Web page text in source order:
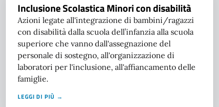
Inclusione Scolastica Minori con disabilità
Azioni legate all'integrazione di bambini/ragazzi
con disabilità dalla scuola dell’infanzia alla scuola
superiore che vanno dall'assegnazione del
personale di sostegno, all'organizzazione di
laboratori per l'inclusione, all'affiancamento delle
famiglie.
LEGGI DI PIÙ →